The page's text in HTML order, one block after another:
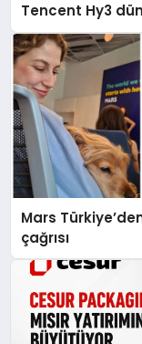
Tencent Hy3
Mars
çağrısı